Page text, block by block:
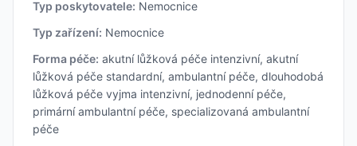
Typ poskytovatele: Nemocnice
Typ zařízení: Nemocnice
Forma péče: akutní lůžková péče intenzivní, akutní
lůžková péče standardní, ambulantní péče, dlouhodobá
lůžková péče vyjma intenzivní, jednodenní péče,
primární ambulantní péče, specializovaná ambulantní
péče